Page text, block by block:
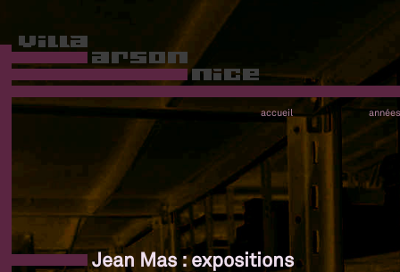
accueil années
Jean Mas : expositions